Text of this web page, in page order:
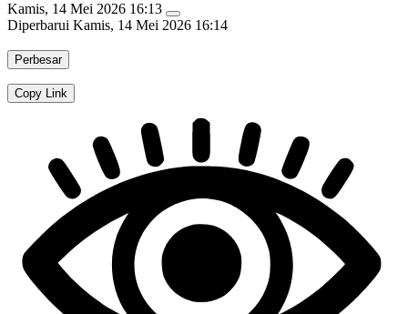
Kamis, 14 Mei 2026 16:13
Diperbarui Kamis, 14 Mei 2026 16:14
Perbesar
Copy Link